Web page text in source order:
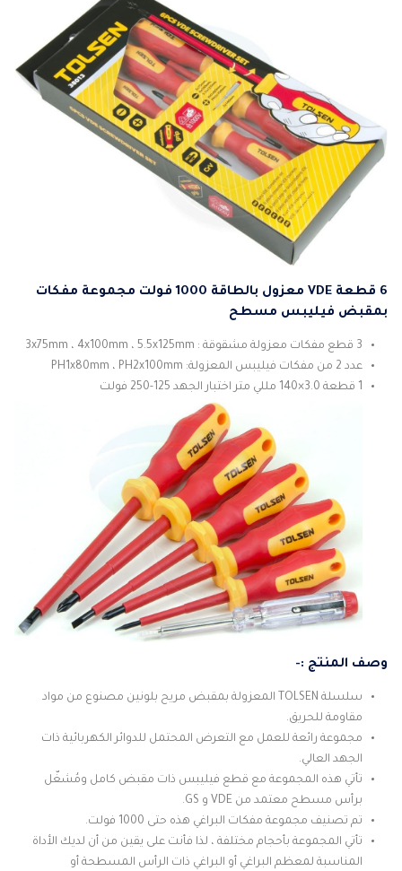
6 قطعة VDE معزول بالطاقة 1000 فولت مجموعة مفكات
بمقبض فيليبس مسطح
3 قطع مفكات معزولة مشقوقة : 3x75mm ، 4x100mm ، 5.5x125mm
عدد 2 من مفكات فيليبس المعزولة: PH1x80mm ، PH2x100mm
1 قطعة 3.0×140 مللي متر اختبار الجهد 125-250 فولت
وصف المنتج :-
سلسلة TOLSEN المعزولة بمقبض مريح بلونين مصنوع من مواد
مقاومة للحريق.
مجموعة رائعة للعمل مع التعرض المحتمل للدوائر الكهربائية ذات
الجهد العالي.
تأتي هذه المجموعة مع قطع فيليبس ذات مقبض كامل ومُشغّل
برأس مسطح معتمد من VDE و GS.
تم تصنيف مجموعة مفكات البراغي هذه حتى 1000 فولت.
تأتي المجموعة بأحجام مختلفة ، لذا فأنت على يقين من أن لديك الأداة
المناسبة لمعظم البراغي أو البراغي ذات الرأس المسطحة أو